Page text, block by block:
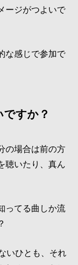
ージがつよいで
な感じで参加で
すか？
の場合は前の方
聴いたり、真ん
ってる曲しか流
いひとも、それ